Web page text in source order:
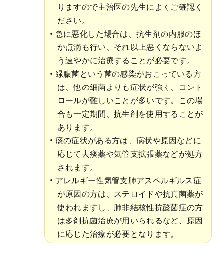
りますので主治医の先生によくご確認く
ださい。
急に悪化した場合は、抗生剤の内服のほ
か点滴も行い、それ以上悪くならないよ
う速やかに治療することが必要です。
緑膿菌という菌の感染がおこっている方
は、他の細菌よりも症状が強く、コント
ロールが難しいことが多いです。この場
合も一定期間、抗生剤を使用することが
あります。
痰の症状がある方は、病状や原因などに
応じて去痰薬や気管支拡張薬などが処方
されます。
アレルギー性気管支肺アスペルギルス症
が原因の方は、ステロイドや抗真菌薬が
使われますし、肺非結核性抗酸菌症の方
は多剤抗菌治療が用いられるなど、原因
に応じた治療が必要となります。